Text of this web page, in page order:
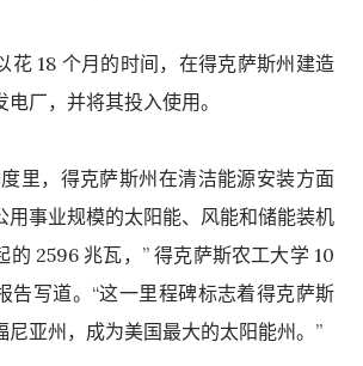
花 18 个月的时间，在得克萨斯州建造
厂，并将其投入使用。
里，得克萨斯州在清洁能源安装方面
用事业规模的太阳能、风能和储能装机
的 2596 兆瓦，” 得克萨斯农工大学 10
告写道。“这一里程碑标志着得克萨斯
尼亚州，成为美国最大的太阳能州。”